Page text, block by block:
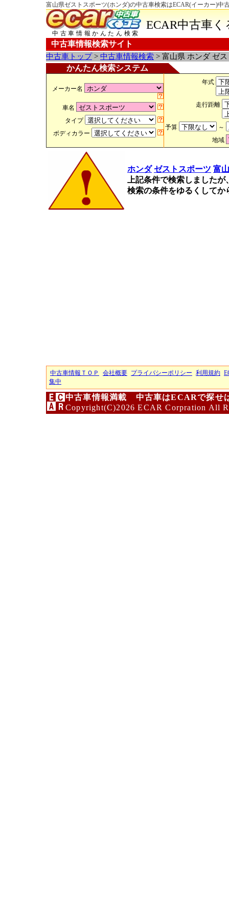
富山県ゼストスポーツ(ホンダ)の中古車検索はECAR(イーカー)中
中古車情報かんたん検索
ECAR中古車
中古車情報検索サイト
中古車トップ> 中古車情報検索 > 富山県 ホンダ ゼ
かんたん検索システム
メーカー名
車名
タイプ
ボディカラー
年式
走行距離
予算
～
地域
ホンダ ゼストスポーツ 富
上記条件で検索しました
検索の条件をゆるくして
中古車情報ＴＯＰ 会社概要 プライバシーポリシー 利用規約
集中
中古車情報満載 中古車はECARで探せ
Copyright(C)2026 ECAR Corpration All